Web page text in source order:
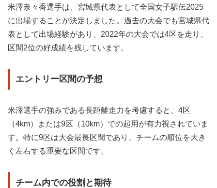
米澤奈々香選手は、宮城県代表として全国女子駅伝2025
に出場することが決定しました。過去の大会でも宮城県代
表として出場経験があり、2022年の大会では4区を走り、
区間2位の好成績を残しています。
エントリー区間の予想
米澤選手の強みである長距離走力を考慮すると、4区
（4km）または9区（10km）での起用が有力視されていま
す。特に9区は大会最長区間であり、チームの順位を大き
く左右する重要な区間です。
チーム内での役割と期待